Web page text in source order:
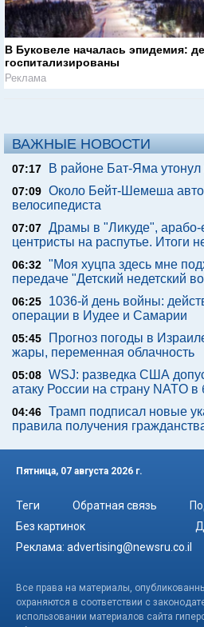
В Буковеле началась эпидемия:
госпитализированы
Реклама
ВАЖНЫЕ НОВОСТИ
07:17 В районе Бат-Яма
07:09 Около Бейт-Шемеша
велосипедиста
07:07 Драмы в "Ликуде",
центристы на распутье. Итоги
06:32 "Моя хуцпа здесь мне
передаче "Детский недетский
06:25
1036-й день войны:
операции в Иудее и Самарии
05:45
Прогноз погоды в
жары, переменная облачность
05:08 WSJ: разведка США
атаку России на страну NATO
04:46 Трамп подписал новые
правила получения
Пятница, 07 августа 2026 г.
Теги Обратная связь
Без картинок
Реклама: advertising@newsru.co.il
Все права на материалы,
охраняются в соответствии с
использовании материалов сайта